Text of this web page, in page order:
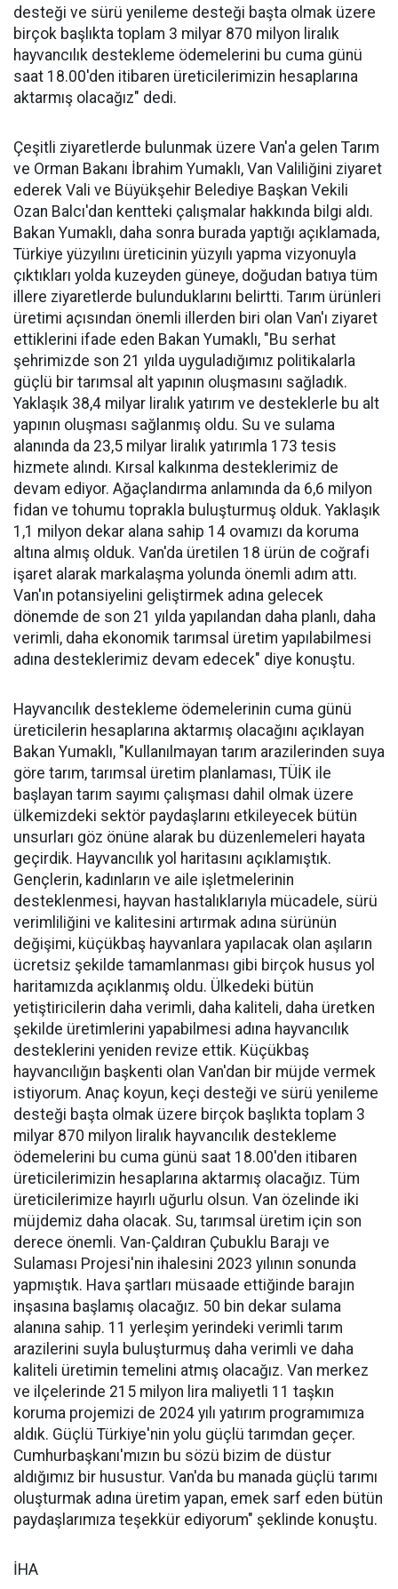
desteği ve sürü yenileme desteği başta olmak üzere
birçok başlıkta toplam 3 milyar 870 milyon liralık
hayvancılık destekleme ödemelerini bu cuma günü
saat 18.00'den itibaren üreticilerimizin hesaplarına
aktarmış olacağız" dedi.
Çeşitli ziyaretlerde bulunmak üzere Van'a gelen Tarım
ve Orman Bakanı İbrahim Yumaklı, Van Valiliğini ziyaret
ederek Vali ve Büyükşehir Belediye Başkan Vekili
Ozan Balcı'dan kentteki çalışmalar hakkında bilgi aldı.
Bakan Yumaklı, daha sonra burada yaptığı açıklamada,
Türkiye yüzyılını üreticinin yüzyılı yapma vizyonuyla
çıktıkları yolda kuzeyden güneye, doğudan batıya tüm
illere ziyaretlerde bulunduklarını belirtti. Tarım ürünleri
üretimi açısından önemli illerden biri olan Van'ı ziyaret
ettiklerini ifade eden Bakan Yumaklı, "Bu serhat
şehrimizde son 21 yılda uyguladığımız politikalarla
güçlü bir tarımsal alt yapının oluşmasını sağladık.
Yaklaşık 38,4 milyar liralık yatırım ve desteklerle bu alt
yapının oluşması sağlanmış oldu. Su ve sulama
alanında da 23,5 milyar liralık yatırımla 173 tesis
hizmete alındı. Kırsal kalkınma desteklerimiz de
devam ediyor. Ağaçlandırma anlamında da 6,6 milyon
fidan ve tohumu toprakla buluşturmuş olduk. Yaklaşık
1,1 milyon dekar alana sahip 14 ovamızı da koruma
altına almış olduk. Van'da üretilen 18 ürün de coğrafi
işaret alarak markalaşma yolunda önemli adım attı.
Van'ın potansiyelini geliştirmek adına gelecek
dönemde de son 21 yılda yapılandan daha planlı, daha
verimli, daha ekonomik tarımsal üretim yapılabilmesi
adına desteklerimiz devam edecek" diye konuştu.
Hayvancılık destekleme ödemelerinin cuma günü
üreticilerin hesaplarına aktarmış olacağını açıklayan
Bakan Yumaklı, "Kullanılmayan tarım arazilerinden suya
göre tarım, tarımsal üretim planlaması, TÜİK ile
başlayan tarım sayımı çalışması dahil olmak üzere
ülkemizdeki sektör paydaşlarını etkileyecek bütün
unsurları göz önüne alarak bu düzenlemeleri hayata
geçirdik. Hayvancılık yol haritasını açıklamıştık.
Gençlerin, kadınların ve aile işletmelerinin
desteklenmesi, hayvan hastalıklarıyla mücadele, sürü
verimliliğini ve kalitesini artırmak adına sürünün
değişimi, küçükbaş hayvanlara yapılacak olan aşıların
ücretsiz şekilde tamamlanması gibi birçok husus yol
haritamızda açıklanmış oldu. Ülkedeki bütün
yetiştiricilerin daha verimli, daha kaliteli, daha üretken
şekilde üretimlerini yapabilmesi adına hayvancılık
desteklerini yeniden revize ettik. Küçükbaş
hayvancılığın başkenti olan Van'dan bir müjde vermek
istiyorum. Anaç koyun, keçi desteği ve sürü yenileme
desteği başta olmak üzere birçok başlıkta toplam 3
milyar 870 milyon liralık hayvancılık destekleme
ödemelerini bu cuma günü saat 18.00'den itibaren
üreticilerimizin hesaplarına aktarmış olacağız. Tüm
üreticilerimize hayırlı uğurlu olsun. Van özelinde iki
müjdemiz daha olacak. Su, tarımsal üretim için son
derece önemli. Van-Çaldıran Çubuklu Barajı ve
Sulaması Projesi'nin ihalesini 2023 yılının sonunda
yapmıştık. Hava şartları müsaade ettiğinde barajın
inşasına başlamış olacağız. 50 bin dekar sulama
alanına sahip. 11 yerleşim yerindeki verimli tarım
arazilerini suyla buluşturmuş daha verimli ve daha
kaliteli üretimin temelini atmış olacağız. Van merkez
ve ilçelerinde 215 milyon lira maliyetli 11 taşkın
koruma projemizi de 2024 yılı yatırım programımıza
aldık. Güçlü Türkiye'nin yolu güçlü tarımdan geçer.
Cumhurbaşkanı'mızın bu sözü bizim de düstur
aldığımız bir husustur. Van'da bu manada güçlü tarımı
oluşturmak adına üretim yapan, emek sarf eden bütün
paydaşlarımıza teşekkür ediyorum" şeklinde konuştu.
İHA